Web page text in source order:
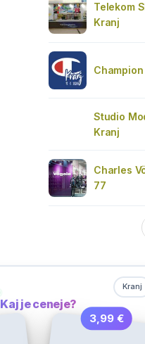
Telekom
Kranj
Studio
Kranj
Charles
77
Kranj
Kaj je ceneje?
3,99 €